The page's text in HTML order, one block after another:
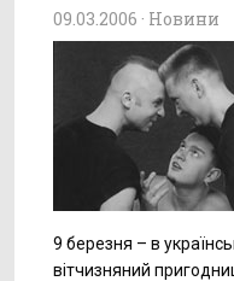
09.03.2006 · Новини
9 березня – в
вітчизняний